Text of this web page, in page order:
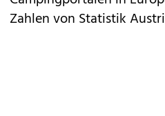
Zahlen von Statistik